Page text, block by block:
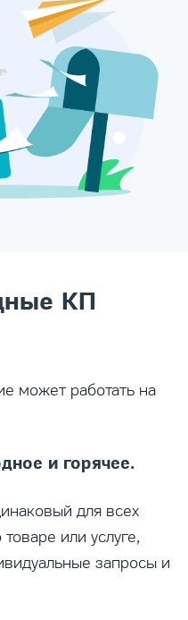
КП
может работать на
и горячее.
для всех
или услуге,
запросы и